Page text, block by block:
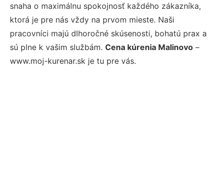
snaha o maximálnu spokojnosť každého zákazníka,
ktorá je pre nás vždy na prvom mieste. Naši
pracovníci majú dlhoročné skúsenosti, bohatú prax a
sú plne k vašim službám. Cena kúrenia Malinovo –
www.moj-kurenar.sk je tu pre vás.